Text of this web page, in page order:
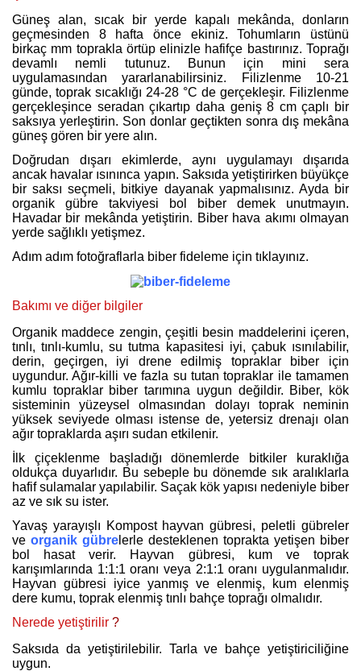
Güneş alan, sıcak bir yerde kapalı mekânda, donların
geçmesinden 8 hafta önce ekiniz. Tohumların üstünü
birkaç mm toprakla örtüp elinizle hafifçe bastırınız. Toprağı
devamlı nemli tutunuz. Bunun için mini sera
uygulamasından yararlanabilirsiniz. Filizlenme 10-21
günde, toprak sıcaklığı 24-28 °C de gerçekleşir. Filizlenme
gerçekleşince seradan çıkartıp daha geniş 8 cm çaplı bir
saksıya yerleştirin. Son donlar geçtikten sonra dış mekâna
güneş gören bir yere alın.
Doğrudan dışarı ekimlerde, aynı uygulamayı dışarıda
ancak havalar ısınınca yapın. Saksıda yetiştirirken büyükçe
bir saksı seçmeli, bitkiye dayanak yapmalısınız. Ayda bir
organik gübre takviyesi bol biber demek unutmayın.
Havadar bir mekânda yetiştirin. Biber hava akımı olmayan
yerde sağlıklı yetişmez.
Adım adım fotoğraflarla biber fideleme için tıklayınız.
Bakımı ve diğer bilgiler
Organik maddece zengin, çeşitli besin maddelerini içeren,
tınlı, tınlı-kumlu, su tutma kapasitesi iyi, çabuk ısınılabilir,
derin, geçirgen, iyi drene edilmiş topraklar biber için
uygundur. Ağır-killi ve fazla su tutan topraklar ile tamamen
kumlu topraklar biber tarımına uygun değildir. Biber, kök
sisteminin yüzeysel olmasından dolayı toprak neminin
yüksek seviyede olması istense de, yetersiz drenajı olan
ağır topraklarda aşırı sudan etkilenir.
İlk çiçeklenme başladığı dönemlerde bitkiler kuraklığa
oldukça duyarlıdır. Bu sebeple bu dönemde sık aralıklarla
hafif sulamalar yapılabilir. Saçak kök yapısı nedeniyle biber
az ve sık su ister.
Yavaş yarayışlı Kompost hayvan gübresi, peletli gübreler
ve organik gübre lerle desteklenen toprakta yetişen biber
bol hasat verir. Hayvan gübresi, kum ve toprak
karışımlarında 1:1:1 oranı veya 2:1:1 oranı uygulanmalıdır.
Hayvan gübresi iyice yanmış ve elenmiş, kum elenmiş
dere kumu, toprak elenmiş tınlı bahçe toprağı olmalıdır.
Nerede yetiştirilir ?
Saksıda da yetiştirilebilir. Tarla ve bahçe yetiştiriciliğine
uygun.